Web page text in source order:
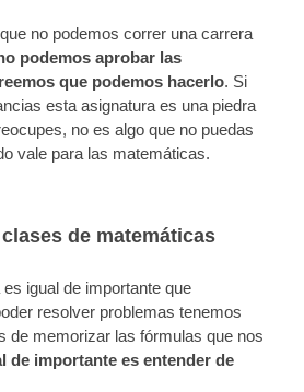
no podemos correr una carrera
podemos aprobar las
que podemos hacerlo. Si
esta asignatura es una piedra
no es algo que no puedas
vale para las matemáticas.
de matemáticas
igual de importante que
resolver problemas tenemos
de memorizar las fórmulas que nos
de importante es entender de